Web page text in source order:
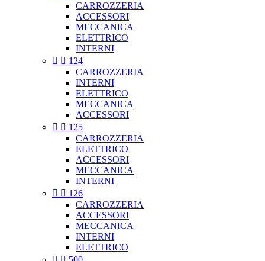
CARROZZERIA
ACCESSORI
MECCANICA
ELETTRICO
INTERNI
  124
CARROZZERIA
INTERNI
ELETTRICO
MECCANICA
ACCESSORI
  125
CARROZZERIA
ELETTRICO
ACCESSORI
MECCANICA
INTERNI
  126
CARROZZERIA
ACCESSORI
MECCANICA
INTERNI
ELETTRICO